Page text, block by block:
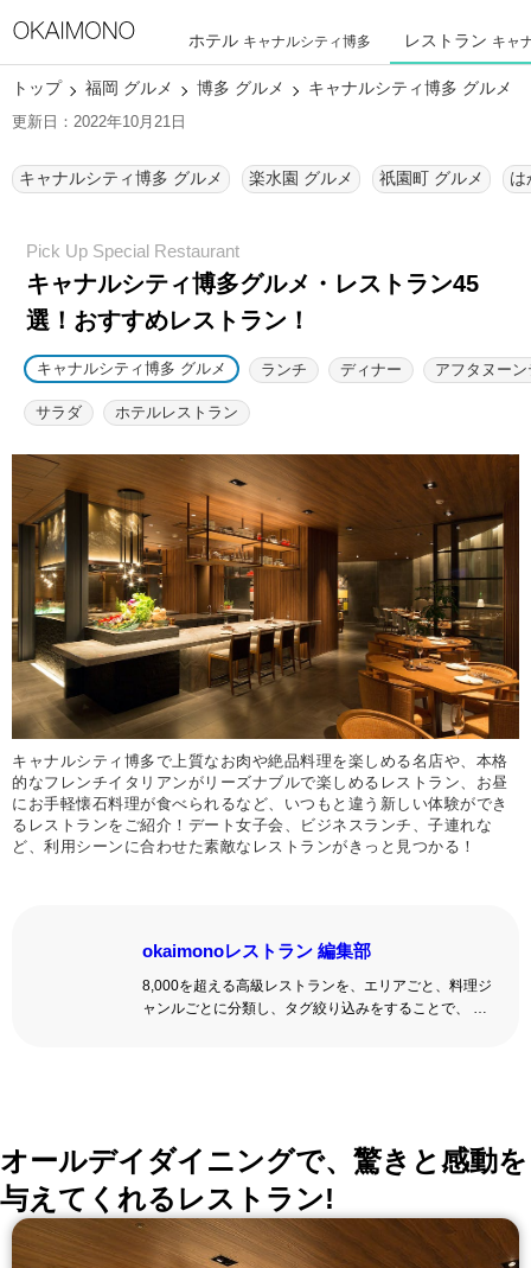
ホテル キャナルシティ博多 レストラン キャ
トップ 福岡 グルメ 博多 グルメ キャナルシティ博多 グルメ
更新日：2022年10月21日
キャナルシティ博多 グルメ 楽水園 グルメ 祇園町 グルメ は
キャナルシティ博多グルメ・レストラン45
選！ おすすめレストラン！
キャナルシティ博多 グルメ ランチ ディナー アフタヌー
サラダ ホテルレストラン
キャナルシティ博多で上質なお肉や絶品料理を楽しめる名店や、本格
的なフレンチイタリアンがリーズナブルで楽しめるレストラン、お昼
にお手軽懐石料理が食べられるなど、いつもと違う新しい体験ができ
るレストランをご紹介！デート女子会、ビジネスランチ、子連れな
ど、利用シーンに合わせた素敵なレストランがきっと見つかる！
okaimonoレストラン 編集部
8,000を超える高級レストランを、エリアごと、料理ジ
ャンルごとに分類し、タグ絞り込みをすることで、 い
オールデイダイニングで、驚きと感動を
与えてくれるレストラン!